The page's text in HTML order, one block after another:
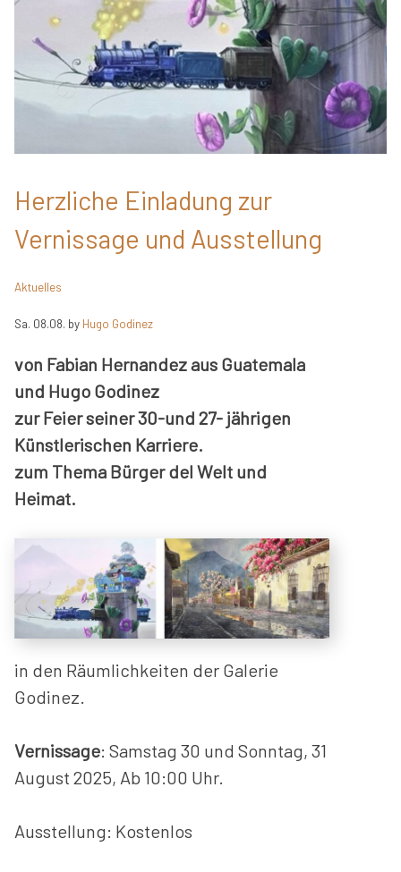
Herzliche Einladung zur
Vernissage und Ausstellung
Aktuelles
Sa. 08.08. by Hugo Godinez
von Fabian Hernandez aus Guatemala
und Hugo Godinez
zur Feier seiner 30-und 27- jährigen
Künstlerischen Karriere.
zum Thema Bürger del Welt und
Heimat.
in den Räumlichkeiten der Galerie
Godinez.
Vernissage: Samstag 30 und Sonntag, 31
August 2025, Ab 10:00 Uhr.
Ausstellung: Kostenlos